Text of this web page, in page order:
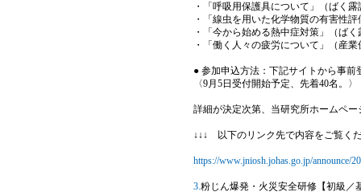
・「呼吸用保護具について」（ばく
・「線虫を用いた化学物質の有害性
・「今から始める熱中症対策」（ば
・「働く人々の疲労について」（産
● 参加申込方法：下記サイトから事前
〈9月5日受付開始予定、先着40名。〉
詳細が決定次第、当研究所ホームペ
↓↓↓ 以下のリンク先で内容をご覧く
https://www.jniosh.johas.go.jp/announce/
3.粉じん爆発・火災安全研修【初級／